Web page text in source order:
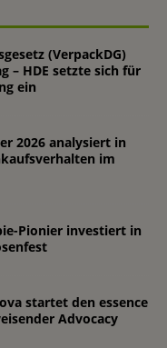
(VerpackDG)
– HDE setzte sich für
ein
2026 analysiert in
im
Pionier investiert in
startet den essence
Advocacy